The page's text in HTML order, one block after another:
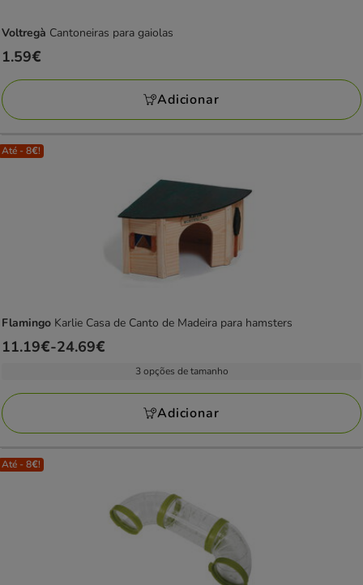
Voltregà Cantoneiras para gaiolas
Preço
1.59€
1.59€
Adicionar
Até - 8€!
Flamingo Karlie Casa de Canto de Madeira para hamsters
Preço
a
24.69€
11.19€-24.69€
3 opções de tamanho
Adicionar
Até - 8€!